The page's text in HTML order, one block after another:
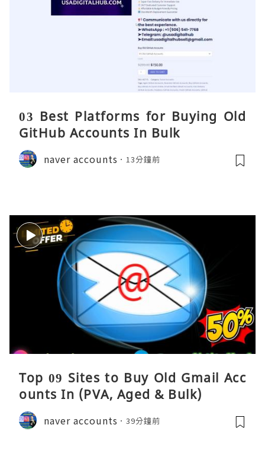
03 Best Platforms for Buying Old
GitHub Accounts In Bulk
naver accounts 13分鐘前
Top 09 Sites to Buy Old Gmail Acc
ounts In (PVA, Aged & Bulk)
naver accounts 39分鐘前